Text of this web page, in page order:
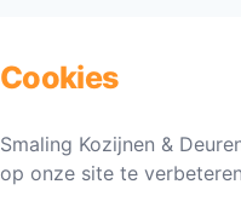
Cookies
Smaling Kozijnen &
op onze site te verbeteren